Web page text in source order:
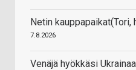
Netin kauppapaikat(Tori,
7.8.2026
Venäjä hyökkäsi